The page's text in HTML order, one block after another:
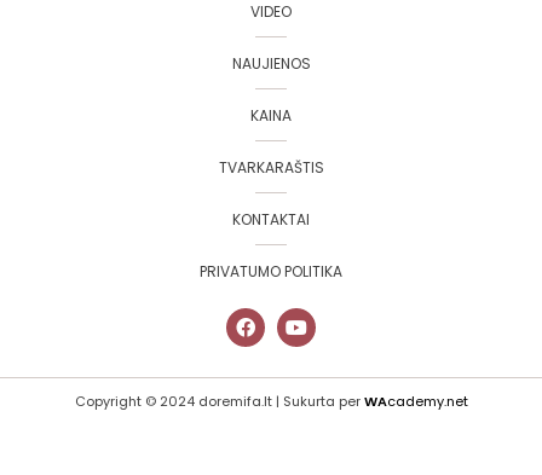
VIDEO
NAUJIENOS
KAINA
TVARKARAŠTIS
KONTAKTAI
PRIVATUMO POLITIKA
Copyright © 2024 doremifa.lt | Sukurta perWAcademy.net